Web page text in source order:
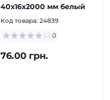
40х16x2000 мм белый
Код товара: 24839
0
76.00 грн.